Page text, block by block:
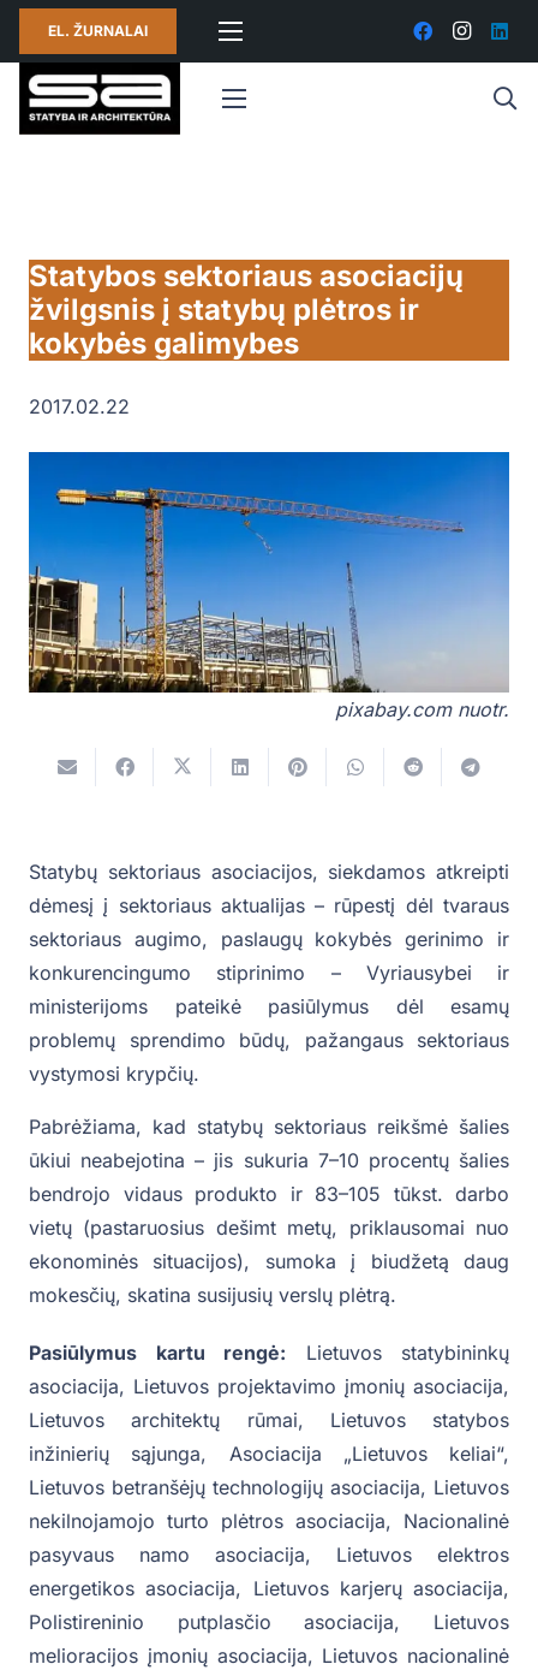
EL. ŽURNALAI
Statybos sektoriaus asociacijų
žvilgsnis į statybų plėtros ir
kokybės galimybes
2017.02.22
pixabay.com nuotr.
Statybų sektoriaus asociacijos, siekdamos atkreipti
dėmesį į sektoriaus aktualijas – rūpestį dėl tvaraus
sektoriaus augimo, paslaugų kokybės gerinimo ir
konkurencingumo stiprinimo – Vyriausybei ir
ministerijoms pateikė pasiūlymus dėl esamų
problemų sprendimo būdų, pažangaus sektoriaus
vystymosi krypčių.
Pabrėžiama, kad statybų sektoriaus reikšmė šalies
ūkiui neabejotina – jis sukuria 7–10 procentų šalies
bendrojo vidaus produkto ir 83–105 tūkst. darbo
vietų (pastaruosius dešimt metų, priklausomai nuo
ekonominės situacijos), sumoka į biudžetą daug
mokesčių, skatina susijusių verslų plėtrą.
Pasiūlymus kartu rengė: Lietuvos statybininkų
asociacija, Lietuvos projektavimo įmonių asociacija,
Lietuvos architektų rūmai, Lietuvos statybos
inžinierių sąjunga, Asociacija „Lietuvos keliai“,
Lietuvos betranšėjų technologijų asociacija, Lietuvos
nekilnojamojo turto plėtros asociacija, Nacionalinė
pasyvaus namo asociacija, Lietuvos elektros
energetikos asociacija, Lietuvos karjerų asociacija,
Polistireninio putplasčio asociacija, Lietuvos
melioracijos įmonių asociacija, Lietuvos nacionalinė